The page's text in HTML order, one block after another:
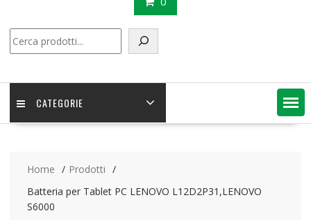
CATEGORIE
Home
Prodotti
Batteria per Tablet PC LENOVO L12D2P31,LENOVO
S6000